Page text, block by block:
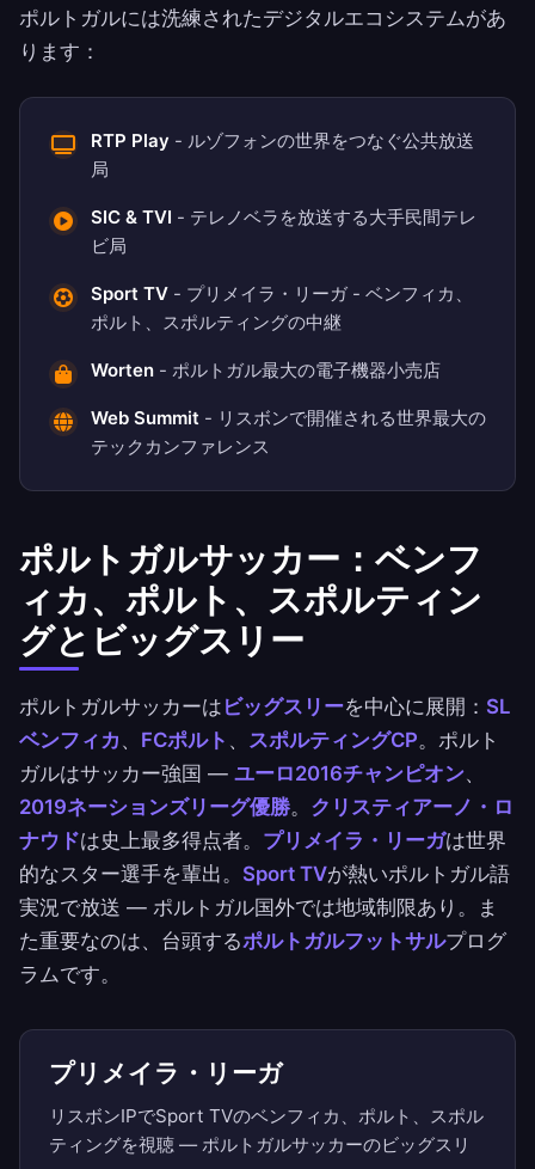
ポルトガルには洗練されたデジタルエコシステムがあ
ります：
RTP Play - ルゾフォンの世界をつなぐ公共放送
局
SIC & TVI - テレノベラを放送する大手民間テレ
ビ局
Sport TV - プリメイラ・リーガ - ベンフィカ、
ポルト、スポルティングの中継
Worten - ポルトガル最大の電子機器小売店
Web Summit - リスボンで開催される世界最大の
テックカンファレンス
ポルトガルサッカー：ベンフ
ィカ、ポルト、スポルティン
グとビッグスリー
ポルトガルサッカーは ビッグスリーを中心に展開： SL
ベンフィカ 、 FCポルト 、 スポルティングCP。ポルト
ガルはサッカー強国 — ユーロ2016チャンピオン、
2019ネーションズリーグ優勝。 クリスティアーノ・ロ
ナウドは史上最多得点者。 プリメイラ・リーガは世界
的なスター選手を輩出。 Sport TVが熱いポルトガル語
実況で放送 — ポルトガル国外では地域制限あり。ま
た重要なのは、台頭するポルトガルフットサルプログ
ラムです。
プリメイラ・リーガ
リスボンIPでSport TVのベンフィカ、ポルト、スポル
ティングを視聴 — ポルトガルサッカーのビッグスリ